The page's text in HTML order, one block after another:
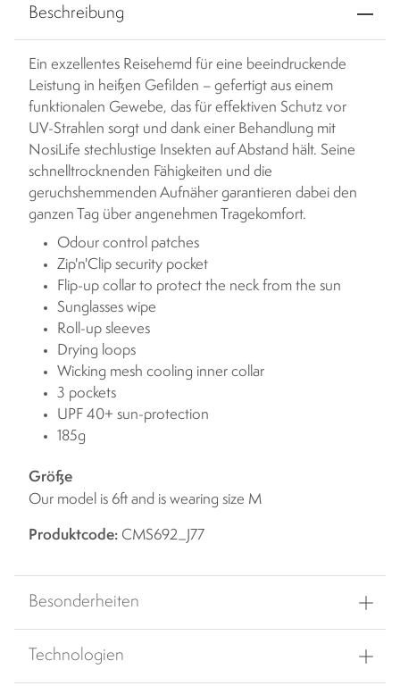
Beschreibung
Ein exzellentes Reisehemd für eine beeindruckende
Leistung in heißen Gefilden – gefertigt aus einem
funktionalen Gewebe, das für effektiven Schutz vor
UV-Strahlen sorgt und dank einer Behandlung mit
NosiLife stechlustige Insekten auf Abstand hält. Seine
schnelltrocknenden Fähigkeiten und die
geruchshemmenden Aufnäher garantieren dabei den
ganzen Tag über angenehmen Tragekomfort.
Odour control patches
Zip'n'Clip security pocket
Flip-up collar to protect the neck from the sun
Sunglasses wipe
Roll-up sleeves
Drying loops
Wicking mesh cooling inner collar
3 pockets
UPF 40+ sun-protection
185g
Größe
Our model is 6ft and is wearing size M
Produktcode: CMS692_J77
Besonderheiten
Technologien